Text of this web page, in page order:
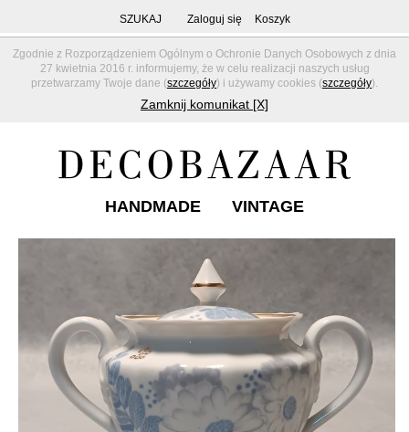
Zgodnie z Rozporządzeniem Ogólnym o Ochronie Danych Osobowych z dnia
27 kwietnia 2016 r. informujemy, że w celu realizacji naszych usług
przetwarzamy Twoje dane (szczegóły) i używamy cookies (szczegóły).
Zamknij komunikat [X]
SZUKAJ Zaloguj się Koszyk
HANDMADE VINTAGE